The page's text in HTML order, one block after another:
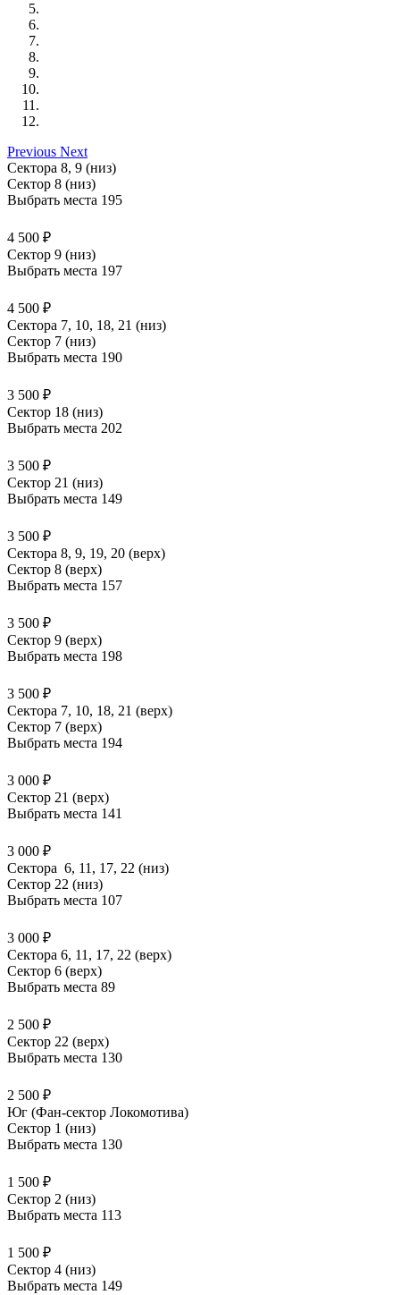
Previous Next
Сектора 8, 9 (низ)
Сектор 8 (низ)
Выбрать места 195
4 500 ₽
Сектор 9 (низ)
Выбрать места 197
4 500 ₽
Сектора 7, 10, 18, 21 (низ)
Сектор 7 (низ)
Выбрать места 190
3 500 ₽
Сектор 18 (низ)
Выбрать места 202
3 500 ₽
Сектор 21 (низ)
Выбрать места 149
3 500 ₽
Сектора 8, 9, 19, 20 (верх)
Сектор 8 (верх)
Выбрать места 157
3 500 ₽
Сектор 9 (верх)
Выбрать места 198
3 500 ₽
Сектора 7, 10, 18, 21 (верх)
Сектор 7 (верх)
Выбрать места 194
3 000 ₽
Сектор 21 (верх)
Выбрать места 141
3 000 ₽
Сектора 6, 11, 17, 22 (низ)
Сектор 22 (низ)
Выбрать места 107
3 000 ₽
Сектора 6, 11, 17, 22 (верх)
Сектор 6 (верх)
Выбрать места 89
2 500 ₽
Сектор 22 (верх)
Выбрать места 130
2 500 ₽
Юг (Фан-сектор Локомотива)
Сектор 1 (низ)
Выбрать места 130
1 500 ₽
Сектор 2 (низ)
Выбрать места 113
1 500 ₽
Сектор 4 (низ)
Выбрать места 149